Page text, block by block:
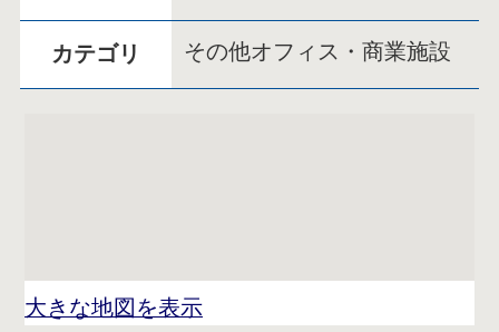
カテゴリ その他オフィス・商業施設
大きな地図を表示